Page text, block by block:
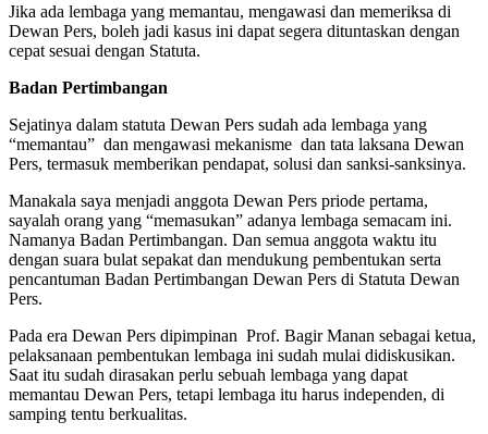
Jika ada lembaga yang memantau, mengawasi dan memeriksa di
Dewan Pers, boleh jadi kasus ini dapat segera dituntaskan dengan
cepat sesuai dengan Statuta.
Badan Pertimbangan
Sejatinya dalam statuta Dewan Pers sudah ada lembaga yang
“memantau” dan mengawasi mekanisme dan tata laksana Dewan
Pers, termasuk memberikan pendapat, solusi dan sanksi-sanksinya.
Manakala saya menjadi anggota Dewan Pers priode pertama,
sayalah orang yang “memasukan” adanya lembaga semacam ini.
Namanya Badan Pertimbangan. Dan semua anggota waktu itu
dengan suara bulat sepakat dan mendukung pembentukan serta
pencantuman Badan Pertimbangan Dewan Pers di Statuta Dewan
Pers.
Pada era Dewan Pers dipimpinan Prof. Bagir Manan sebagai ketua,
pelaksanaan pembentukan lembaga ini sudah mulai didiskusikan.
Saat itu sudah dirasakan perlu sebuah lembaga yang dapat
memantau Dewan Pers, tetapi lembaga itu harus independen, di
samping tentu berkualitas.